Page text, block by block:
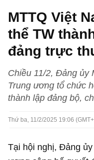
MTTQ Việt
thể TW
đảng trực
Chiều 11/2, Đảng ủy
Trung ương tổ chức
thành lập đảng bộ,
Thứ ba, 11/2/2025 19:06
Tại hội nghị, Đảng